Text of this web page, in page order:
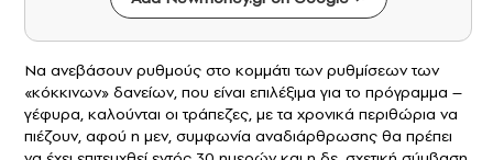
Να ανεβάσουν ρυθμούς στο κομμάτι των ρυθμίσεων των
«κόκκινων» δανείων, που είναι επιλέξιμα για το πρόγραμμα –
γέφυρα, καλούνται οι τράπεζες, με τα χρονικά περιθώρια να
πιέζουν, αφού η μεν, συμφωνία αναδιάρθρωσης θα πρέπει